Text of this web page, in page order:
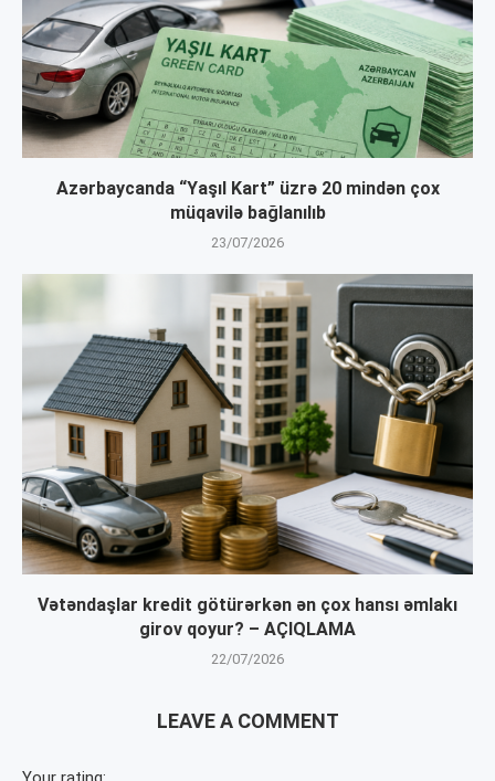
Azərbaycanda “Yaşıl Kart” üzrə 20 mindən çox
müqavilə bağlanılıb
23/07/2026
Vətəndaşlar kredit götürərkən ən çox hansı əmlakı
girov qoyur? – AÇIQLAMA
22/07/2026
LEAVE A COMMENT